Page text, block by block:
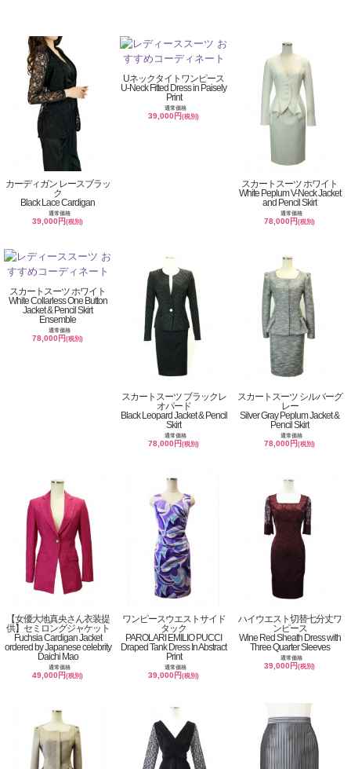
カーディガン レースブラッ
ク
Black Lace Cardigan
通常価格
39,000円(税別)
Uネックタイトワンピース
U-Neck Fitted Dress in Paisely
Print
通常価格
39,000円(税別)
スカートスーツ ホワイト
White Peplum V-Neck Jacket
and Pencil Skirt
通常価格
78,000円(税別)
スカートスーツ ホワイト
White Collarless One Button
Jacket & Pencil Skirt
Ensemble
通常価格
78,000円(税別)
スカートスーツ ブラックレ
オパード
Black Leopard Jacket & Pencil
Skirt
通常価格
78,000円(税別)
スカートスーツ シルバーグ
レー
Silver Gray Peplum Jacket &
Pencil Skirt
通常価格
78,000円(税別)
【女優大地真央さん衣装提
供】セミロングジャケット
Fuchsia Cardigan Jacket
ordered by Japanese celebrity
Daichi Mao
通常価格
49,000円(税別)
ワンピースウエストサイド
タック
PAROLARI EMILIO PUCCI
Draped Tank Dress In Abstract
Print
通常価格
39,000円(税別)
ハイウエスト切替七分丈ワ
ンピース
Wine Red Sheath Dress with
Three Quarter Sleeves
通常価格
39,000円(税別)